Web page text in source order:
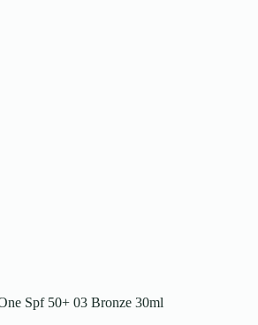
Spf 50+ 03 Bronze 30ml